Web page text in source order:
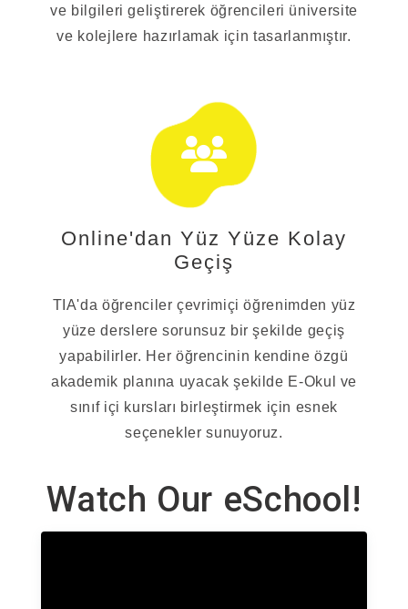
ve bilgileri geliştirerek öğrencileri üniversite
ve kolejlere hazırlamak için tasarlanmıştır.
Online'dan Yüz Yüze Kolay
Geçiş
TIA'da öğrenciler çevrimiçi öğrenimden yüz
yüze derslere sorunsuz bir şekilde geçiş
yapabilirler. Her öğrencinin kendine özgü
akademik planına uyacak şekilde E-Okul ve
sınıf içi kursları birleştirmek için esnek
seçenekler sunuyoruz.
Watch Our eSchool!